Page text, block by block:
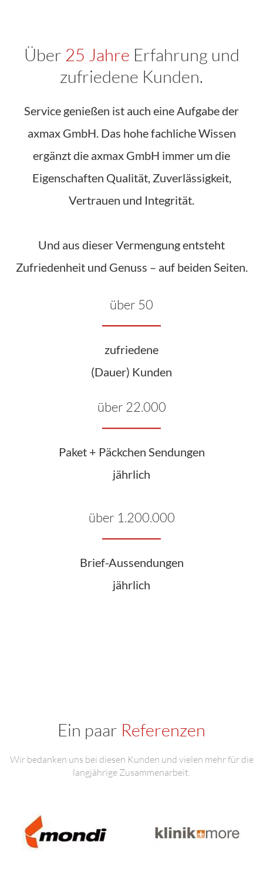
Über 25 Jahre Erfahrung und
zufriedene Kunden.
Service genießen ist auch eine Aufgabe der
axmax GmbH. Das hohe fachliche Wissen
ergänzt die axmax GmbH immer um die
Eigenschaften Qualität, Zuverlässigkeit,
Vertrauen und Integrität.
Und aus dieser Vermengung entsteht
Zufriedenheit und Genuss – auf beiden Seiten.
über 50
zufriedene
(Dauer) Kunden
über 22.000
Paket + Päckchen Sendungen
jährlich
über 1.200.000
Brief-Aussendungen
jährlich
Ein paar Referenzen
Wir bedanken uns bei diesen Kunden und vielen mehr für die
langjährige Zusammenarbeit.